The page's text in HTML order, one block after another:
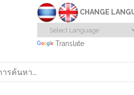
CHANGE
Translate